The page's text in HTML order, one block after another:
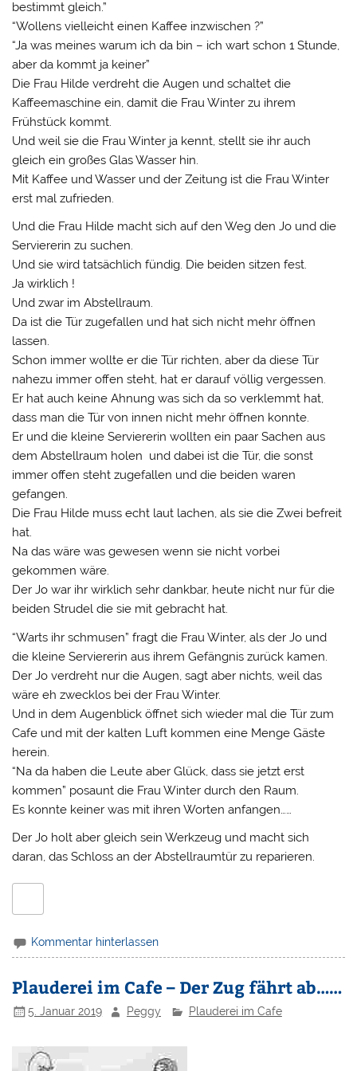
bestimmt gleich.”
“Wollens vielleicht einen Kaffee inzwischen ?”
“Ja was meines warum ich da bin – ich wart schon 1 Stunde,
aber da kommt ja keiner”
Die Frau Hilde verdreht die Augen und schaltet die
Kaffeemaschine ein, damit die Frau Winter zu ihrem
Frühstück kommt.
Und weil sie die Frau Winter ja kennt, stellt sie ihr auch
gleich ein großes Glas Wasser hin.
Mit Kaffee und Wasser und der Zeitung ist die Frau Winter
erst mal zufrieden.
Und die Frau Hilde macht sich auf den Weg den Jo und die
Serviererin zu suchen.
Und sie wird tatsächlich fündig. Die beiden sitzen fest.
Ja wirklich !
Und zwar im Abstellraum.
Da ist die Tür zugefallen und hat sich nicht mehr öffnen
lassen.
Schon immer wollte er die Tür richten, aber da diese Tür
nahezu immer offen steht, hat er darauf völlig vergessen.
Er hat auch keine Ahnung was sich da so verklemmt hat,
dass man die Tür von innen nicht mehr öffnen konnte.
Er und die kleine Serviererin wollten ein paar Sachen aus
dem Abstellraum holen und dabei ist die Tür, die sonst
immer offen steht zugefallen und die beiden waren
gefangen.
Die Frau Hilde muss echt laut lachen, als sie die Zwei befreit
hat.
Na das wäre was gewesen wenn sie nicht vorbei
gekommen wäre.
Der Jo war ihr wirklich sehr dankbar, heute nicht nur für die
beiden Strudel die sie mit gebracht hat.
“Warts ihr schmusen” fragt die Frau Winter, als der Jo und
die kleine Serviererin aus ihrem Gefängnis zurück kamen.
Der Jo verdreht nur die Augen, sagt aber nichts, weil das
wäre eh zwecklos bei der Frau Winter.
Und in dem Augenblick öffnet sich wieder mal die Tür zum
Cafe und mit der kalten Luft kommen eine Menge Gäste
herein.
“Na da haben die Leute aber Glück, dass sie jetzt erst
kommen” posaunt die Frau Winter durch den Raum.
Es konnte keiner was mit ihren Worten anfangen……
Der Jo holt aber gleich sein Werkzeug und macht sich
daran, das Schloss an der Abstellraumtür zu reparieren.
Kommentar hinterlassen
Plauderei im Cafe – Der Zug fährt ab……
5. Januar 2019 Peggy Plauderei im Cafe